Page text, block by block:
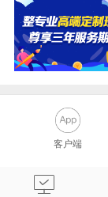
客户端